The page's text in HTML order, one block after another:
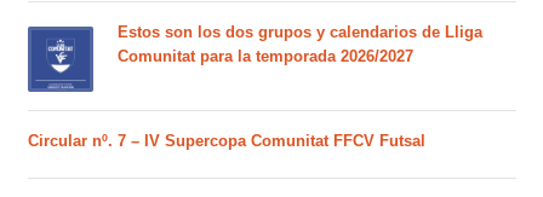
Estos son los dos grupos y calendarios de Lliga
Comunitat para la temporada 2026/2027
Circular nº. 7 – IV Supercopa Comunitat FFCV Futsal